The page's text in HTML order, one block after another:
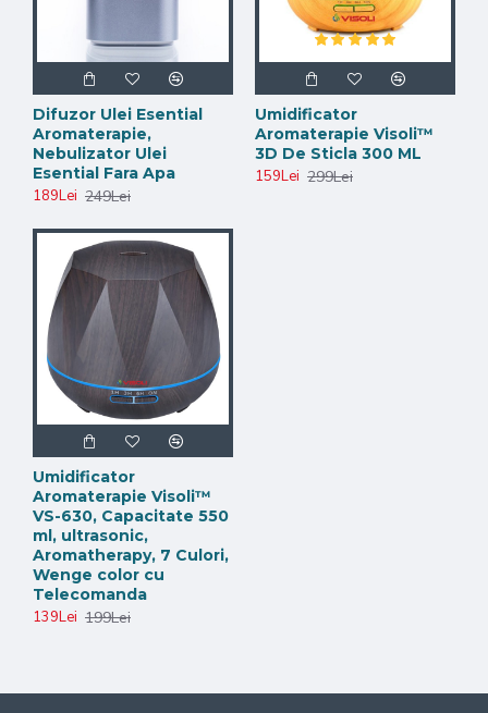
Difuzor Ulei Esential
Aromaterapie,
Nebulizator Ulei
Esential Fara Apa
189Lei 249Lei
Umidificator
Aromaterapie Visoli™
3D De Sticla 300 ML
159Lei 299Lei
Umidificator
Aromaterapie Visoli™
VS-630, Capacitate 550
ml, ultrasonic,
Aromatherapy, 7 Culori,
Wenge color cu
Telecomanda
139Lei 199Lei